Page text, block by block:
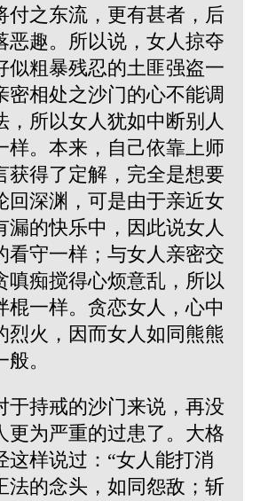
付之东流，更有甚者，后
恶趣。所以说，女人掠夺
似粗暴残忍的土匪强盗一
密相处之沙门的心不能调
，所以女人犹如中断别人
样。本来，自己依靠上师
获得了定解，完全是想要
回深渊，可是由于亲近女
漏的快乐中，因此说女人
看守一样；与女人亲密交
嗔痴搅得心烦意乱，所以
棍一样。贪恋女人，心中
烈火，因而女人如同熊熊
。
于持戒的沙门来说，再没
为严重的过患了。 大格
这样说过：“女人能打消
法的念头，如同怨敌；斩